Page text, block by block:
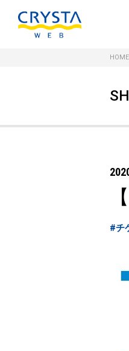
HOME
#チ